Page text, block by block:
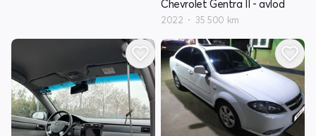
Chevrolet Gentra II - avlod
2022 35 500 km